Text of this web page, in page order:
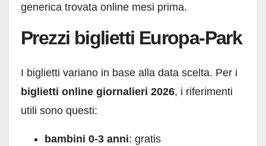
generica trovata online mesi prima.
Prezzi biglietti Europa-Park
I biglietti variano in base alla data scelta. Per i
biglietti online giornalieri 2026, i riferimenti
utili sono questi:
bambini 0-3 anni: gratis